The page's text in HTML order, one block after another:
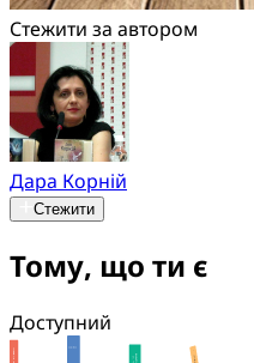
Стежити за автором
Дара Корній
Стежити
Тому, що ти є
Доступний